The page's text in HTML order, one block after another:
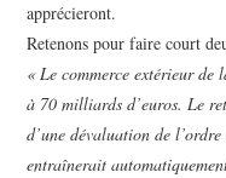
apprécieront.
Retenons pour faire court
« Le commerce extérieur de
à 70 milliards d’euros. Le
d’une dévaluation de
entraînerait